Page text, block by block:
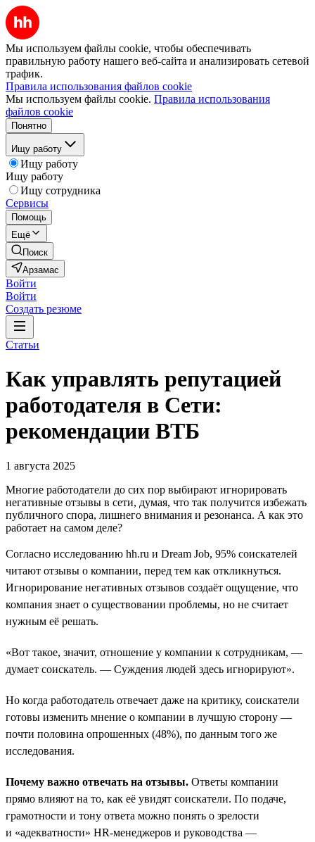
Мы используем файлы cookie, чтобы обеспечивать
правильную работу нашего веб-сайта и анализировать сетевой
трафик.
Правила использования файлов cookie
Мы используем файлы cookie. Правила использования
файлов cookie
Понятно
Ищу работу
Ищу работу
Ищу работу
Ищу сотрудника
Сервисы
Помощь
Ещё
Поиск
Арзамас
Войти
Войти
Создать резюме
Статьи
Как управлять репутацией
работодателя в Сети:
рекомендации ВТБ
1 августа 2025
Многие работодатели до сих пор выбирают игнорировать
негативные отзывы в сети, думая, что так получится избежать
публичного спора, лишнего внимания и резонанса. А как это
работает на самом деле?
Согласно исследованию hh.ru и Dream Job, 95% соискателей
читают отзывы о компании, перед тем как откликнуться.
Игнорирование негативных отзывов создаёт ощущение, что
компания знает о существовании проблемы, но не считает
нужным её решать.
«Вот такое, значит, отношение у компании к сотрудникам, —
думает соискатель. — Суждения людей здесь игнорируют».
Но когда работодатель отвечает даже на критику, соискатели
готовы изменить мнение о компании в лучшую сторону —
почти половина опрошенных (48%), по данным того же
исследования.
Почему важно отвечать на отзывы. Ответы компании
прямо влияют на то, как её увидят соискатели. По подаче,
грамотности и тону ответа можно понять о зрелости
и «адекватности» HR-менеджеров и руководства —